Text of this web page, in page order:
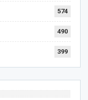
574
490
399